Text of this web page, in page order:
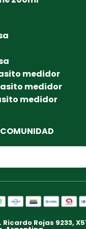
medidor
medidor
medidor
Rojas 9233,